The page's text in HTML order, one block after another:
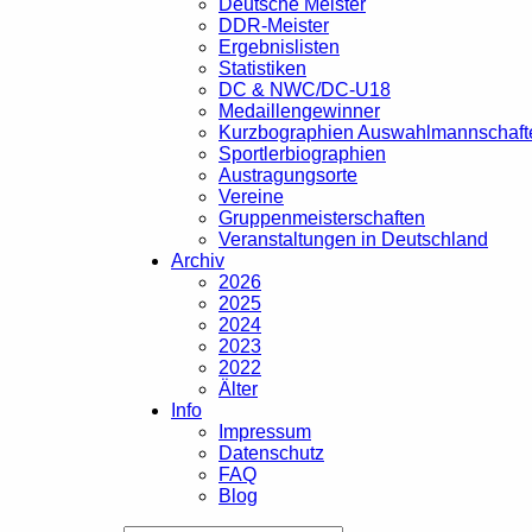
Deutsche Meister
DDR-Meister
Ergebnislisten
Statistiken
DC & NWC/DC-U18
Medaillengewinner
Kurzbographien
Sportlerbiographien
Austragungsorte
Vereine
Gruppenmeisterschaften
Veranstaltungen in Deutschland
Archiv
2026
2025
2024
2023
2022
Älter
Info
Impressum
Datenschutz
FAQ
Blog